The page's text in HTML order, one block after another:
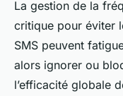
La gestion de la
critique pour éviter
SMS peuvent
alors ignorer ou
l’efficacité globale